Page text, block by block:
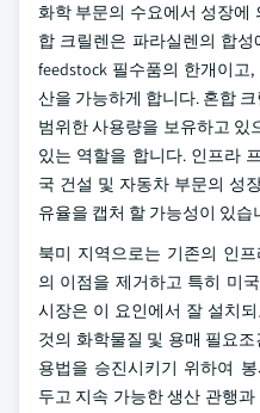
화학 부문의 수요에서 성장에
합 크릴렌은 파라실렌의 합
feedstock 필수품의 한개이고
산을 가능하게 합니다. 혼합
범위한 사용량을 보유하고 있
있는 역할을 합니다. 인프라
국 건설 및 자동차 부문의 성
유율을 캡처 할 가능성이 있습
북미 지역으로는 기존의 인
의 이점을 제거하고 특히 미
시장은 이 요인에서 잘 설치
것의 화학물질 및 용매 필요
용법을 승진시키기 위하여
두고 지속 가능한 생산 관행